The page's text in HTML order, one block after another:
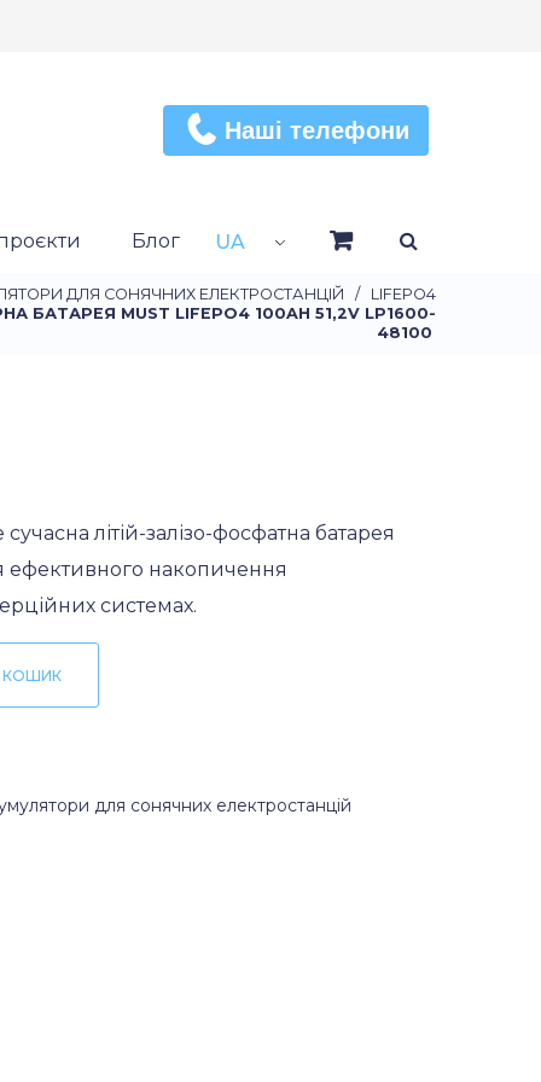
Наші телефони
Блог UA
ДЛЯ СОНЯЧНИХ ЕЛЕКТРОСТАНЦІЙ /
LIFEPO4
БАТАРЕЯ MUST LIFEPO4 100AH 51,2V LP1600-
48100
літій-залізо-фосфатна батарея
ефективного накопичення
системах.
КОШИК
для сонячних електростанцій